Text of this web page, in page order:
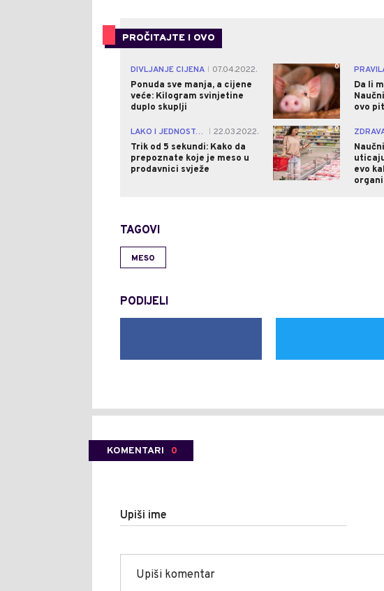
PROČITAJTE I OVO
DIVLJANJE CIJENA
07.04.2022.
Ponuda sve manja, a cijene
veće: Kilogram svinjetine
duplo skuplji
0
Da li
ovo
LAKO I JEDNOSTAVNO!
22.03.2022.
Trik od 5 sekundi: Kako da
prepoznate koje je meso u
prodavnici svježe
0
evo
TAGOVI
MESO
PODIJELI
KOMENTARI 0
Upiši ime